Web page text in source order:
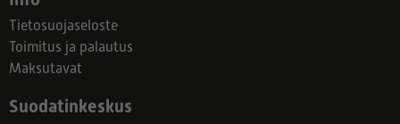
Tietosuojaseloste
Toimitus ja palautus
Maksutavat
Suodatinkeskus